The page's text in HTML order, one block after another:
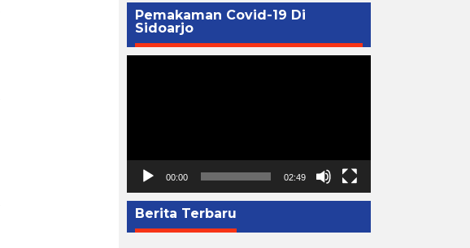
Pemakaman Covid-19 Di
Sidoarjo
00:00 02:49
Berita Terbaru